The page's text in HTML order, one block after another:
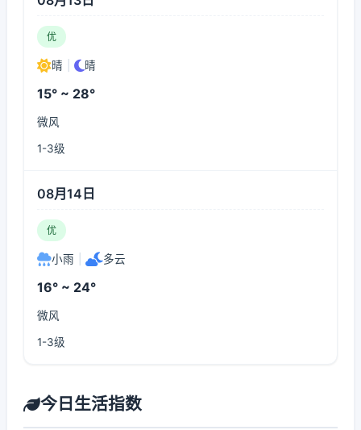
优
晴 晴
15° ~ 28°
微风
1-3级
08月14日
优
小雨 多云
16° ~ 24°
微风
1-3级
今日生活指数